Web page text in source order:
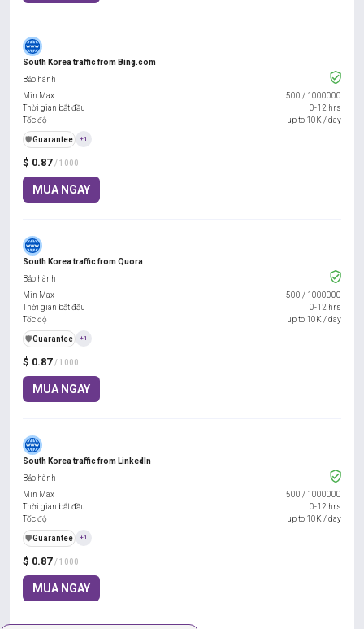
South Korea traffic from Bing.com
$ 0.87 / 1000
MUA NGAY
Bảo hành
Min Max
500 / 1000000
Thời gian bắt đầu
0-12 hrs
Tốc độ
up to 10K / day
️🛡️Guarantee +1
South Korea traffic from Quora
$ 0.87 / 1000
MUA NGAY
Bảo hành
Min Max
500 / 1000000
Thời gian bắt đầu
0-12 hrs
Tốc độ
up to 10K / day
️🛡️Guarantee +1
South Korea traffic from LinkedIn
$ 0.87 / 1000
MUA NGAY
Bảo hành
Min Max
500 / 1000000
Thời gian bắt đầu
0-12 hrs
Tốc độ
up to 10K / day
️🛡️Guarantee +1